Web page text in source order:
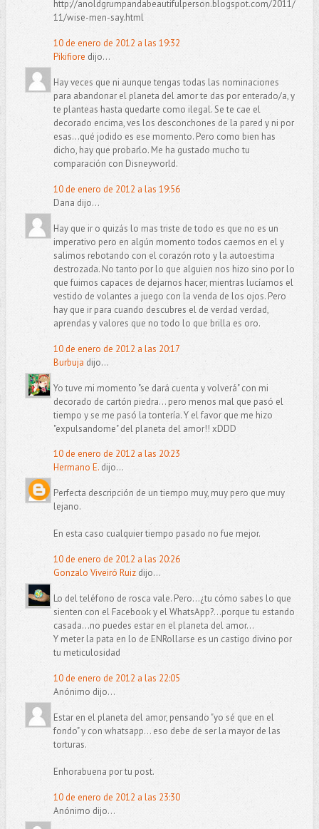
http://anoldgrumpandabeautifulperson.blogspot.com/2011/
11/wise-men-say.html
10 de enero de 2012 a las 19:32
Pikifiore dijo...
Hay veces que ni aunque tengas todas las nominaciones
para abandonar el planeta del amor te das por enterado/a, y
te planteas hasta quedarte como ilegal. Se te cae el
decorado encima, ves los desconchones de la pared y ni por
esas...qué jodido es ese momento. Pero como bien has
dicho, hay que probarlo. Me ha gustado mucho tu
comparación con Disneyworld.
10 de enero de 2012 a las 19:56
Dana dijo...
Hay que ir o quizás lo mas triste de todo es que no es un
imperativo pero en algún momento todos caemos en el y
salimos rebotando con el corazón roto y la autoestima
destrozada. No tanto por lo que alguien nos hizo sino por lo
que fuimos capaces de dejarnos hacer, mientras lucíamos el
vestido de volantes a juego con la venda de los ojos. Pero
hay que ir para cuando descubres el de verdad verdad,
aprendas y valores que no todo lo que brilla es oro.
10 de enero de 2012 a las 20:17
Burbuja dijo...
Yo tuve mi momento "se dará cuenta y volverá" con mi
decorado de cartón piedra... pero menos mal que pasó el
tiempo y se me pasó la tontería. Y el favor que me hizo
"expulsandome" del planeta del amor!! xDDD
10 de enero de 2012 a las 20:23
Hermano E.dijo...
Perfecta descripción de un tiempo muy, muy pero que muy
lejano.
En esta caso cualquier tiempo pasado no fue mejor.
10 de enero de 2012 a las 20:26
Gonzalo Viveiró Ruizdijo...
Lo del teléfono de rosca vale. Pero...¿tu cómo sabes lo que
sienten con el Facebook y el WhatsApp?...porque tu estando
casada...no puedes estar en el planeta del amor...
Y meter la pata en lo de ENRollarse es un castigo divino por
tu meticulosidad
10 de enero de 2012 a las 22:05
Anónimo dijo...
Estar en el planeta del amor, pensando "yo sé que en el
fondo" y con whatsapp... eso debe de ser la mayor de las
torturas.
Enhorabuena por tu post.
10 de enero de 2012 a las 23:30
Anónimo dijo...